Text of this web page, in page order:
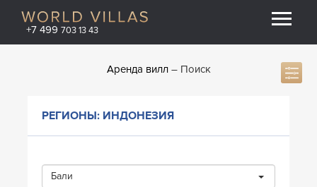
+7 499 703 13 43
Аренда вилл Поиск
РЕГИОНЫ: ИНДОНЕЗИЯ
Бали